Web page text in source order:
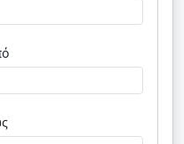
από
έως